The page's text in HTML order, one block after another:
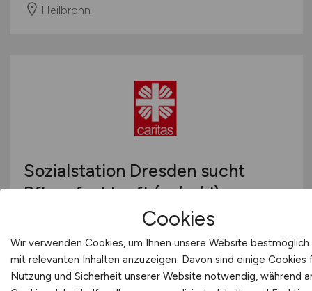
Heilbronn
Sozialstation Dresden sucht
Pflegefachkraft(m/w/d)
Caritasverband für Dresden e.V.
gestern
Dresden
Cookies
Wir verwenden Cookies, um Ihnen unsere Website bestmöglich
mit relevanten Inhalten anzuzeigen. Davon sind einige Cookies
Nutzung und Sicherheit unserer Website notwendig, während